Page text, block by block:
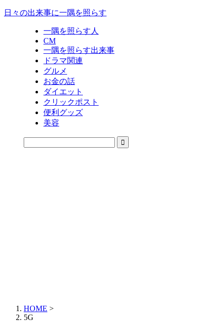
日々の出来事に一隅を照らす
一隅を照らす人
CM
一隅を照らす出来事
ドラマ関連
グルメ
お金の話
ダイエット
クリックポスト
便利グッズ
美容
HOME >
5G